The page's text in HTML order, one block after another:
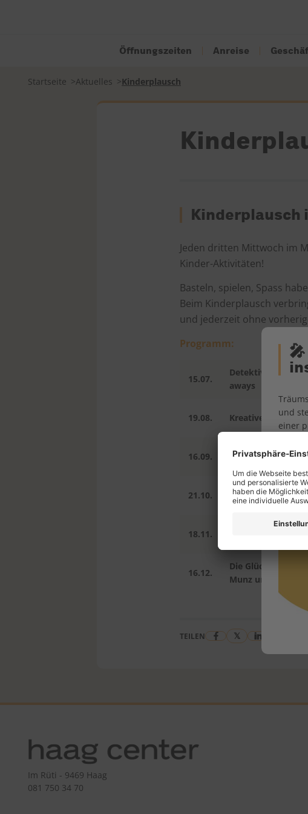
Öffnungszeiten Anreise
Startseite Aktuelles Kinderplausch
Kinderplausch
Jeden dritten Mittwoch im
Kinder-Aktivitäten!
Basteln, spielen, Spass
Beim Kinderplausch
und jederzeit ohne
Programm:
15.07.
Detektivspiel mit
aways
19.08. Kreative
16.09. Kambly Biscuits
21.10.
Jucker Farm
Spass
18.11.
Professionelle
16.12.
Die Glücksfabrik
Munz und Minor
TEILEN 𝕏
Im Rüti - 9469 Haag
081 750 34 70
und
einer